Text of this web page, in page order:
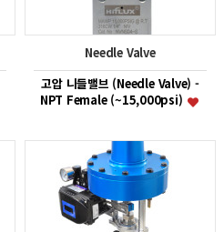
Needle Valve
고압 니들밸브 (Needle Valve) -
NPT Female (~15,000psi)